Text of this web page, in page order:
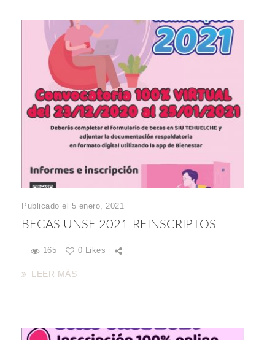
Publicado el 5 enero, 2021
BECAS UNSE 2021-REINSCRIPTOS-
165 0 Likes
LEER MÁS